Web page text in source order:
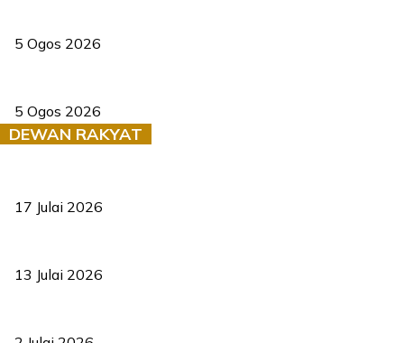
5 Ogos 2026
5 Ogos 2026
DEWAN RAKYAT
17 Julai 2026
13 Julai 2026